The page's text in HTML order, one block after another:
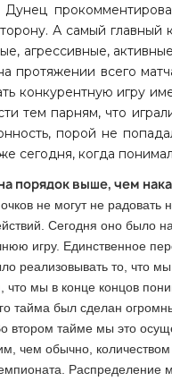
А самый
агрессивные,
протяжении всего
конкурентную игру
тем парням, что
порой не
сегодня, когда
порядок выше, чем
не могут не радовать
Сегодня оно
игру. Единственное
реализовывать то, что
мы в конце концов
тайма был сделан
втором тайме мы это
чем обычно,
Распределение